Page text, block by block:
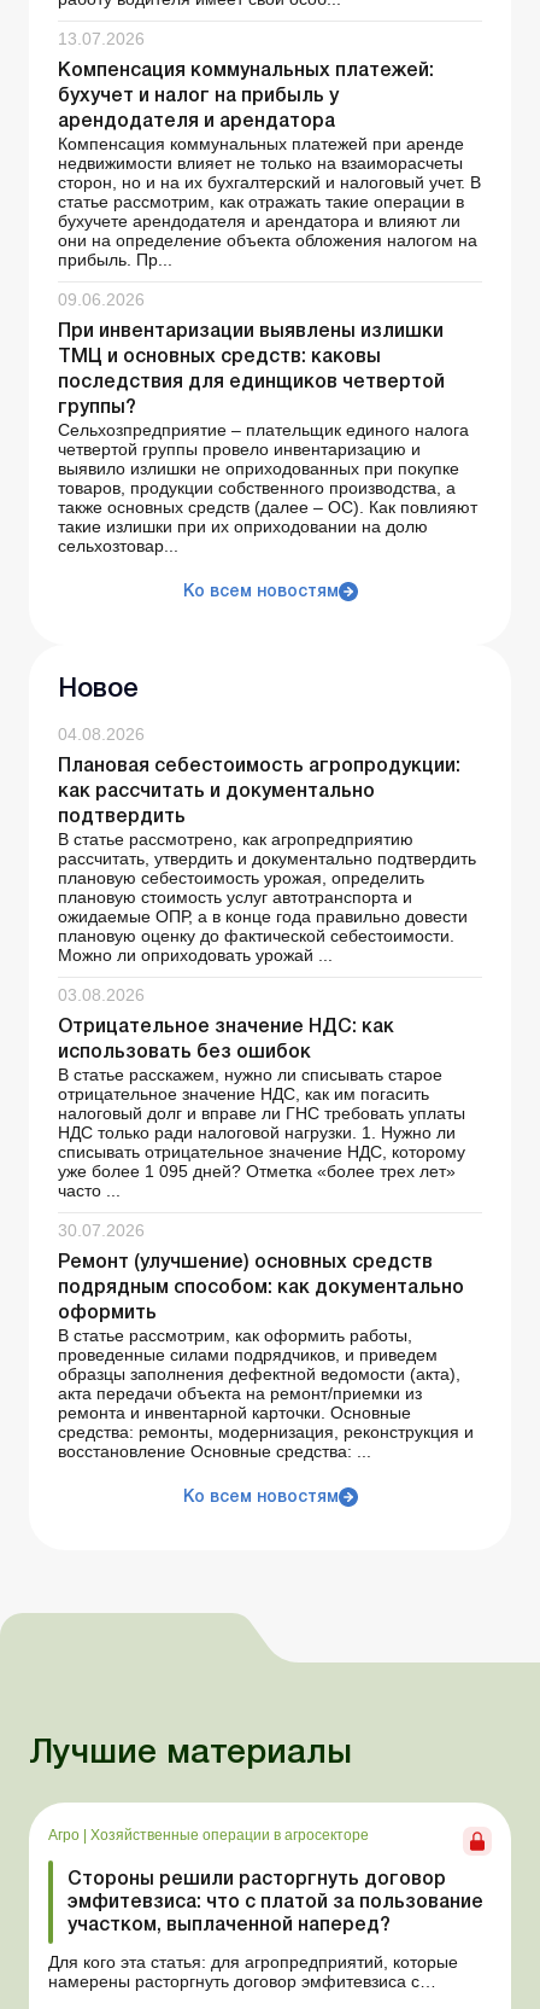
13.07.2026
Компенсация коммунальных платежей:
бухучет и налог на прибыль у
арендодателя и арендатора
Компенсация коммунальных платежей при аренде
недвижимости влияет не только на взаиморасчеты
сторон, но и на их бухгалтерский и налоговый учет. В
статье рассмотрим, как отражать такие операции в
бухучете арендодателя и арендатора и влияют ли
они на определение объекта обложения налогом на
прибыль. Пр...
09.06.2026
При инвентаризации выявлены излишки
ТМЦ и основных средств: каковы
последствия для единщиков четвертой
группы?
Сельхозпредприятие – плательщик единого налога
четвертой группы провело инвентаризацию и
выявило излишки не оприходованных при покупке
товаров, продукции собственного производства, а
также основных средств (далее – ОС). Как повлияют
такие излишки при их оприходовании на долю
сельхозтовар...
Ко всем новостям
Новое
04.08.2026
Плановая себестоимость агропродукции:
как рассчитать и документально
подтвердить
В статье рассмотрено, как агропредприятию
рассчитать, утвердить и документально подтвердить
плановую себестоимость урожая, определить
плановую стоимость услуг автотранспорта и
ожидаемые ОПР, а в конце года правильно довести
плановую оценку до фактической себестоимости.
Можно ли оприходовать урожай ...
03.08.2026
Отрицательное значение НДС: как
использовать без ошибок
В статье расскажем, нужно ли списывать старое
отрицательное значение НДС, как им погасить
налоговый долг и вправе ли ГНС требовать уплаты
НДС только ради налоговой нагрузки. 1. Нужно ли
списывать отрицательное значение НДС, которому
уже более 1 095 дней? Отметка «более трех лет»
часто ...
30.07.2026
Ремонт (улучшение) основных средств
подрядным способом: как документально
оформить
В статье рассмотрим, как оформить работы,
проведенные силами подрядчиков, и приведем
образцы заполнения дефектной ведомости (акта),
акта передачи объекта на ремонт/приемки из
ремонта и инвентарной карточки. Основные
средства: ремонты, модернизация, реконструкция и
восстановление Основные средства: ...
Ко всем новостям
Лучшие материалы
Агро Хозяйственные операции в агросекторе
Стороны решили расторгнуть договор
эмфитевзиса: что с платой за пользование
участком, выплаченной наперед?
Для кого эта статья: для агропредприятий, которые
намерены расторгнуть договор эмфитевзиса с